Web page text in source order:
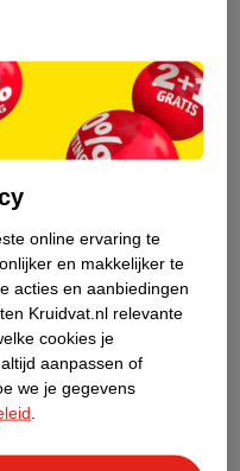
Beurer FWM 45
Verkoop via partner
59.
99
online ervaring te
en makkelijker te
acties en aanbiedingen
Kruidvat.nl relevante
cookies je
aanpassen of
we je gegevens